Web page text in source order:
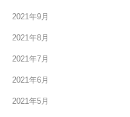
2021年9月
2021年8月
2021年7月
2021年6月
2021年5月